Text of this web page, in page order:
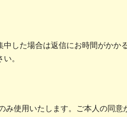
した場合は返信にお時間がかか
。
み使用いたします。ご本人の同意